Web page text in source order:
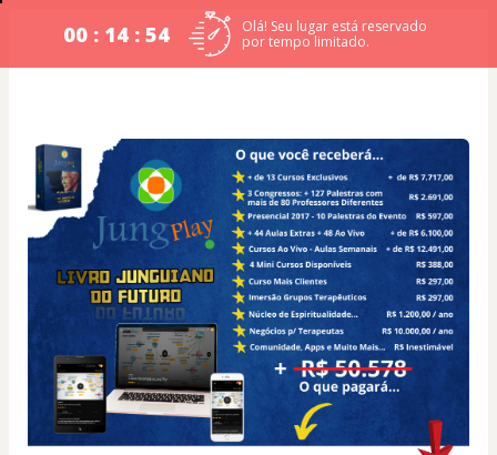
00 : 14 : 54
Olá! Seu lugar está reservado
por tempo limitado.